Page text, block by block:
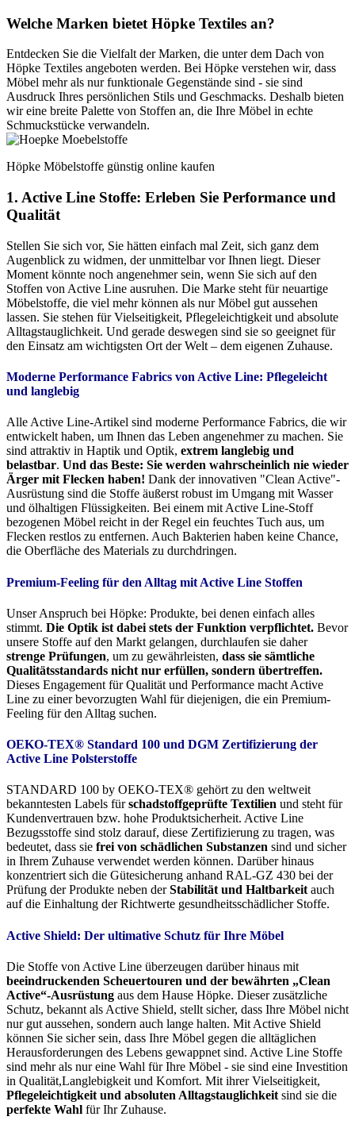
Welche Marken bietet Höpke Textiles an?
Entdecken Sie die Vielfalt der Marken, die unter dem Dach von
Höpke Textiles angeboten werden. Bei Höpke verstehen wir, dass
Möbel mehr als nur funktionale Gegenstände sind - sie sind
Ausdruck Ihres persönlichen Stils und Geschmacks. Deshalb bieten
wir eine breite Palette von Stoffen an, die Ihre Möbel in echte
Schmuckstücke verwandeln.
Höpke Möbelstoffe günstig online kaufen
1. Active Line Stoffe: Erleben Sie Performance und
Qualität
Stellen Sie sich vor, Sie hätten einfach mal Zeit, sich ganz dem
Augenblick zu widmen, der unmittelbar vor Ihnen liegt. Dieser
Moment könnte noch angenehmer sein, wenn Sie sich auf den
Stoffen von Active Line ausruhen. Die Marke steht für neuartige
Möbelstoffe, die viel mehr können als nur Möbel gut aussehen
lassen. Sie stehen für Vielseitigkeit, Pflegeleichtigkeit und absolute
Alltagstauglichkeit. Und gerade deswegen sind sie so geeignet für
den Einsatz am wichtigsten Ort der Welt – dem eigenen Zuhause.
Moderne Performance Fabrics von Active Line: Pflegeleicht
und langlebig
Alle Active Line-Artikel sind moderne Performance Fabrics, die wir
entwickelt haben, um Ihnen das Leben angenehmer zu machen. Sie
sind attraktiv in Haptik und Optik, extrem langlebig und
belastbar. Und das Beste: Sie werden wahrscheinlich nie wieder
Ärger mit Flecken haben! Dank der innovativen "Clean Active"-
Ausrüstung sind die Stoffe äußerst robust im Umgang mit Wasser
und ölhaltigen Flüssigkeiten. Bei einem mit Active Line-Stoff
bezogenen Möbel reicht in der Regel ein feuchtes Tuch aus, um
Flecken restlos zu entfernen. Auch Bakterien haben keine Chance,
die Oberfläche des Materials zu durchdringen.
Premium-Feeling für den Alltag mit Active Line Stoffen
Unser Anspruch bei Höpke: Produkte, bei denen einfach alles
stimmt. Die Optik ist dabei stets der Funktion verpflichtet. Bevor
unsere Stoffe auf den Markt gelangen, durchlaufen sie daher
strenge Prüfungen, um zu gewährleisten, dass sie sämtliche
Qualitätsstandards nicht nur erfüllen, sondern übertreffen.
Dieses Engagement für Qualität und Performance macht Active
Line zu einer bevorzugten Wahl für diejenigen, die ein Premium-
Feeling für den Alltag suchen.
OEKO-TEX® Standard 100 und DGM Zertifizierung der
Active Line Polsterstoffe
STANDARD 100 by OEKO-TEX® gehört zu den weltweit
bekanntesten Labels fürschadstoffgeprüfte Textilien und steht für
Kundenvertrauen bzw. hohe Produktsicherheit. Active Line
Bezugsstoffe sind stolz darauf, diese Zertifizierung zu tragen, was
bedeutet, dass sie frei von schädlichen Substanzen sind und sicher
in Ihrem Zuhause verwendet werden können. Darüber hinaus
konzentriert sich die Gütesicherung anhand RAL-GZ 430 bei der
Prüfung der Produkte neben derStabilität und Haltbarkeitauch
auf die Einhaltung der Richtwerte gesundheitsschädlicher Stoffe.
Active Shield: Der ultimative Schutz für Ihre Möbel
Die Stoffe von Active Line überzeugen darüber hinaus mit
beeindruckenden Scheuertouren und der bewährten „Clean
Active“-Ausrüstung aus dem Hause Höpke. Dieser zusätzliche
Schutz, bekannt als Active Shield, stellt sicher, dass Ihre Möbel nicht
nur gut aussehen, sondern auch lange halten. Mit Active Shield
können Sie sicher sein, dass Ihre Möbel gegen die alltäglichen
Herausforderungen des Lebens gewappnet sind. Active Line Stoffe
sind mehr als nur eine Wahl für Ihre Möbel - sie sind eine Investition
in Qualität,Langlebigkeit und Komfort. Mit ihrer Vielseitigkeit,
Pflegeleichtigkeit und absoluten Alltagstauglichkeit sind sie die
perfekte Wahl für Ihr Zuhause.